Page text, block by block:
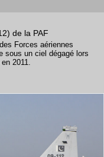
de la PAF
Forces aériennes
sous un ciel dégagé lors
2011.